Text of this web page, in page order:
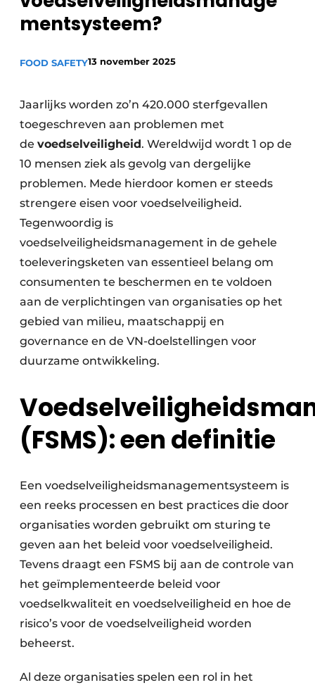
Privacy / Cookie statement
Vacature aanmelden
Vacatures
mentsysteem?
FOOD SAFETY13 november 2025
Jaarlijks worden zo’n 420.000 sterfgevallen
toegeschreven aan problemen met
de voedselveiligheid. Wereldwijd wordt 1 op de
10 mensen ziek als gevolg van dergelijke
problemen. Mede hierdoor komen er steeds
strengere eisen voor voedselveiligheid.
Tegenwoordig is
voedselveiligheidsmanagement in de gehele
toeleveringsketen van essentieel belang om
consumenten te beschermen en te voldoen
aan de verplichtingen van organisaties op het
gebied van milieu, maatschappij en
governance en de VN-doelstellingen voor
duurzame ontwikkeling.
(FSMS): een definitie
Een voedselveiligheidsmanagementsysteem is
een reeks processen en best practices die door
organisaties worden gebruikt om sturing te
geven aan het beleid voor voedselveiligheid.
Tevens draagt een FSMS bij aan de controle van
het geïmplementeerde beleid voor
voedselkwaliteit en voedselveiligheid en hoe de
risico’s voor de voedselveiligheid worden
beheerst.
Al deze organisaties spelen een rol in het